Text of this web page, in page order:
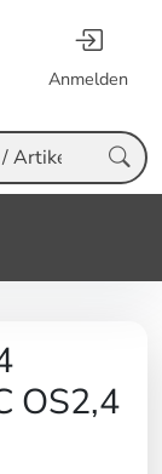
Anmelden
OS2,4